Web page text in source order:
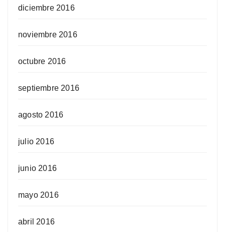
diciembre 2016
noviembre 2016
octubre 2016
septiembre 2016
agosto 2016
julio 2016
junio 2016
mayo 2016
abril 2016